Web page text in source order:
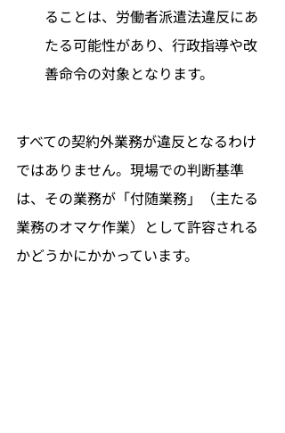
ることは、労働者派遣法違反にあ
たる可能性があり、行政指導や改
善命令の対象となります。
すべての契約外業務が違反となるわけ
ではありません。現場での判断基準
は、その業務が「付随業務」（主たる
業務のオマケ作業）として許容される
かどうかにかかっています。